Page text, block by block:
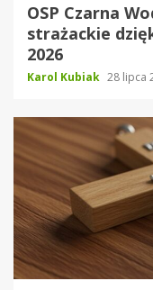
OSP Czarna
strażackie
2026
Karol Kubiak 28 lipca